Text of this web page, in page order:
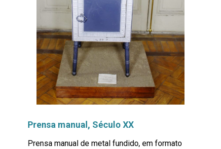
Prensa manual, Século XX
Prensa manual de metal fundido, em formato